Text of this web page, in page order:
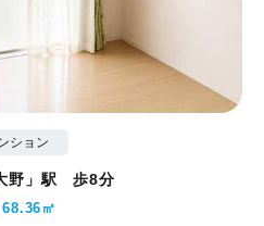
ション
野」駅 歩8分
68.36㎡